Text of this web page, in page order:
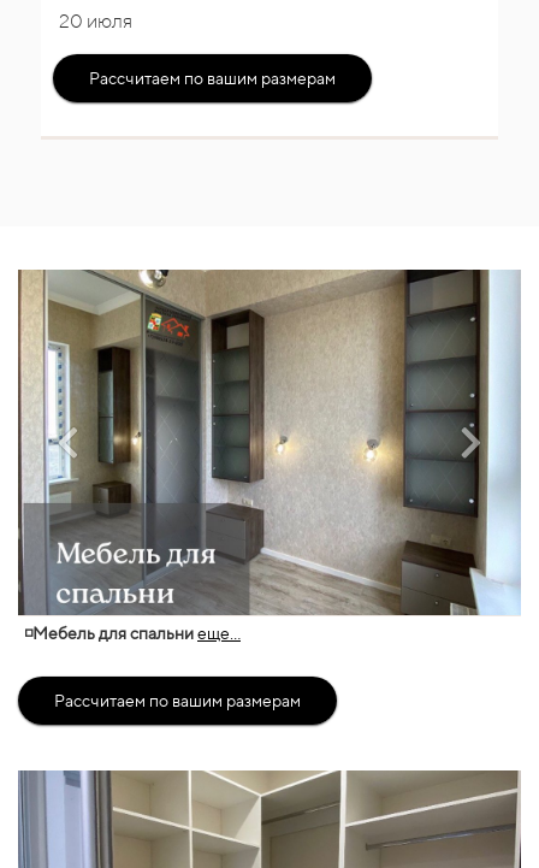
20 июля
Рассчитаем по вашим размерам
◽Мебель для спальниеще...
Рассчитаем по вашим размерам